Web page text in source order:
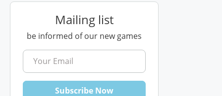
Mailing list
be informed of our new games